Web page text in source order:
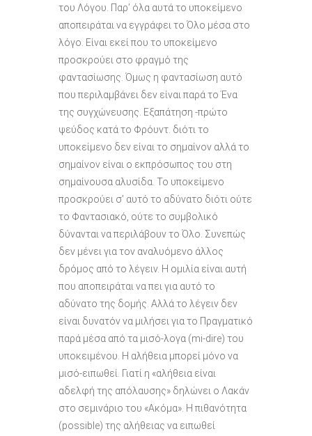
του Λόγου. Παρ’ όλα αυτά το υποκείμενο
αποπειράται να εγγράφει το Όλο μέσα στο
λόγο. Είναι εκεί που το υποκείμενο
προσκρούει στο φραγμό της
φαντασίωσης. Όμως η φαντασίωση αυτό
που περιλαμβάνει δεν είναι παρά το Ένα
της συγχώνευσης. Εξαπάτηση -πρώτο
ψεύδος κατά το Φρόυντ. διότι το
υποκείμενο δεν είναι το σημαίνον αλλά το
σημαίνον είναι ο εκπρόσωπος του στη
σημαίνουσα αλυσίδα. Το υποκείμενο
προσκρούει σ’ αυτό το αδύνατο διότι ούτε
το Φαντασιακό, ούτε το συμβολικό
δύνανται να περιλάβουν το Όλο. Συνεπώς
δεν μένει για τον αναλυόμενο άλλος
δρόμος από το λέγειν. Η ομιλία είναι αυτή
που αποπειράται να πει για αυτό το
αδύνατο της δομής. Αλλά το λέγειν δεν
είναι δυνατόν να μιλήσει για το Πραγματικό
παρά μέσα από τα μισό-λογα (mi-dire) του
υποκειμένου. Η αλήθεια μπορεί μόνο να
μισό-ειπωθεί. Γιατί η «αλήθεια είναι
αδελφή της απόλαυσης» δηλώνει ο Λακάν
στο σεμινάριο του «Ακόμα». Η πιθανότητα
(possible) της αλήθειας να ειπωθεί